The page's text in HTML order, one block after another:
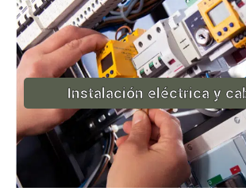
Instalación eléctrica y